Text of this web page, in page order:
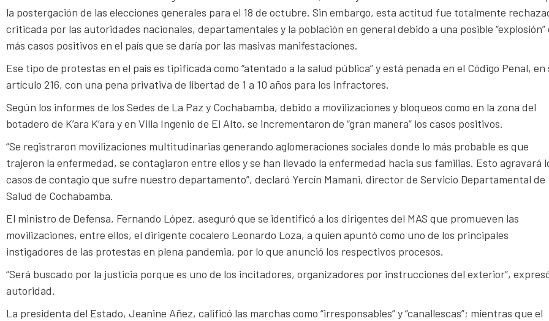
la postergación de las elecciones generales para el 18 de octubre. Sin embargo, esta actitud fue totalmente
criticada por las autoridades nacionales, departamentales y la población en general debido a una posible “explosión”
más casos positivos en el país que se daría por las masivas manifestaciones.
Ese tipo de protestas en el país es tipificada como “atentado a la salud pública” y está penada en el Código Penal, en
artículo 216, con una pena privativa de libertad de 1 a 10 años para los infractores.
Según los informes de los Sedes de La Paz y Cochabamba, debido a movilizaciones y bloqueos como en la zona del
botadero de K’ara K’ara y en Villa Ingenio de El Alto, se incrementaron de “gran manera” los casos positivos.
“Se registraron movilizaciones multitudinarias generando aglomeraciones sociales donde lo más probable es que
trajeron la enfermedad, se contagiaron entre ellos y se han llevado la enfermedad hacia sus familias. Esto agravará
casos de contagio que sufre nuestro departamento”, declaró Yercín Mamani, director de Servicio Departamental de
Salud de Cochabamba.
El ministro de Defensa, Fernando López, aseguró que se identificó a los dirigentes del MAS que promueven las
movilizaciones, entre ellos, el dirigente cocalero Leonardo Loza, a quien apuntó como uno de los principales
instigadores de las protestas en plena pandemia, por lo que anunció los respectivos procesos.
“Será buscado por la justicia porque es uno de los incitadores, organizadores por instrucciones del exterior”,
autoridad.
La presidenta del Estado, Jeanine Añez, calificó las marchas como “irresponsables” y “canallescas”; mientras que el